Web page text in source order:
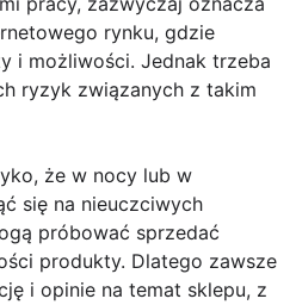
rynku, gdzie
i możliwości. Jednak trzeba
ryzyk związanych z takim
że w nocy lub w
się na nieuczciwych
próbować sprzedać
produkty. Dlatego zawsze
i opinie na temat sklepu, z